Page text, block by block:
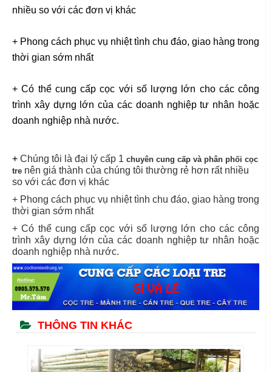
nhiều so với các đơn vị khác
+ Phong cách phục vụ nhiệt tình chu đáo, giao hàng trong
thời gian sớm nhất
+ Có thể cung cấp cọc với số lượng lớn cho các công
trình xây dựng lớn của các doanh nghiệp tư nhân hoặc
doanh nghiệp nhà nước.
+ Chúng tôi là đại lý cấp 1 chuyên cung cấp và phân phối cọc
tre nên giá thành của chúng tôi thường rẻ hơn rất nhiều
so với các đơn vị khác
+ Phong cách phục vụ nhiệt tình chu đáo, giao hàng trong
thời gian sớm nhất
+ Có thể cung cấp cọc với số lượng lớn cho các công
trình xây dựng lớn của các doanh nghiệp tư nhân hoặc
doanh nghiệp nhà nước.
THÔNG TIN KHÁC